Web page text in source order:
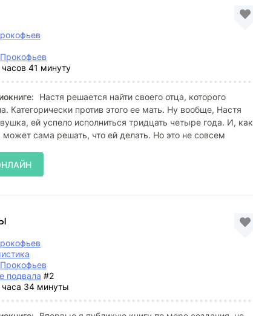
часов 41 минуту
Настя решается найти своего отца, которого
Категорически против этого ее мать. Ну вообще, Настя
ей успело исполниться тридцать четыре года. И, как
может сама решать, что ей делать. Но это не совсем
подвала #2
часа 34 минуты